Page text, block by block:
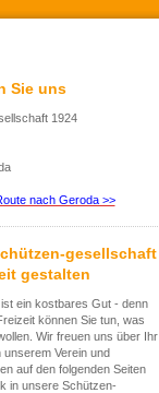
Sie uns
1924
nach Geroda >>
gesellschaft
gestalten
ein kostbares Gut - denn
können Sie tun, was
Wir freuen uns über Ihr
unserem Verein und
auf den folgenden Seiten
in unsere Schützen-